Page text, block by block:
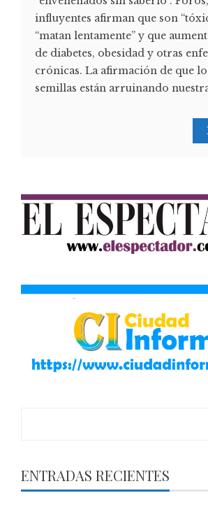
influyentes afirman que son
“matan lentamente” y que
de diabetes, obesidad y otras
crónicas. La afirmación de que
semillas están arruinando
ENTRADAS RECIENTES